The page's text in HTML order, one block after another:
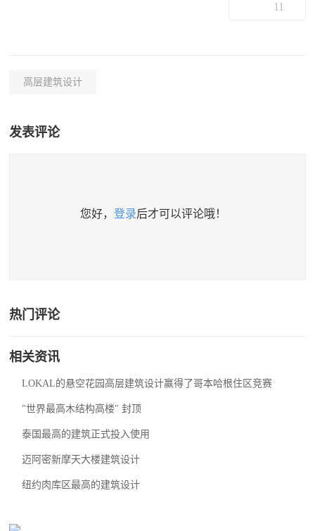
11
高层建筑设计
发表评论
您好， 登录后才可以评论哦！
热门评论
相关资讯
LOKAL的悬空花园高层建筑设计赢得了哥本哈根住区竞赛
"世界最高木结构高楼" 封顶
泰国最高的建筑正式投入使用
迈阿密新摩天大楼建筑设计
纽约肉库区最高的建筑设计